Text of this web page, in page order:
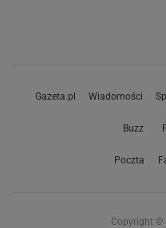
Gazeta.pl Wiadomości
Buzz
Poczta
Copyright ©